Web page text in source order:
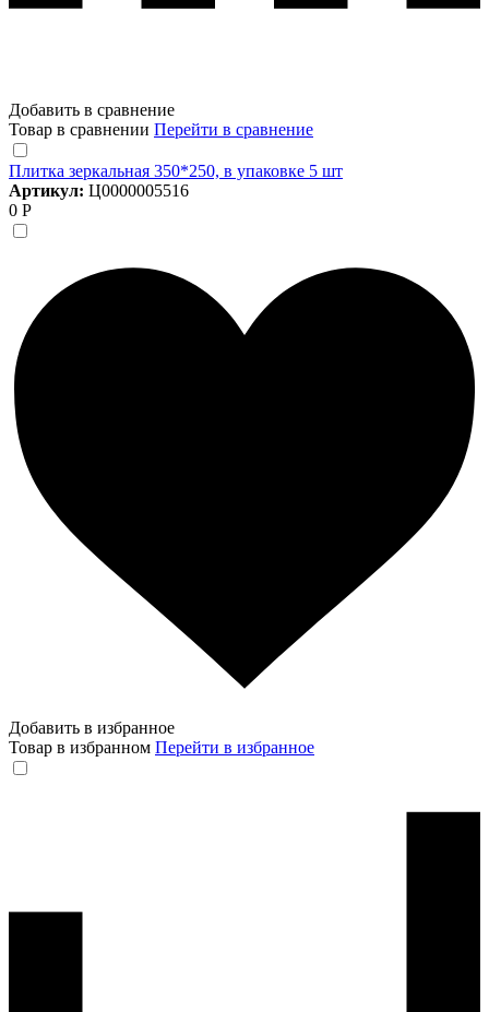
Добавить в сравнение
Товар в сравнении Перейти в сравнение
Плитка зеркальная 350*250, в упаковке 5 шт
Артикул: Ц0000005516
0 Р
Добавить в избранное
Товар в избранном Перейти в избранное